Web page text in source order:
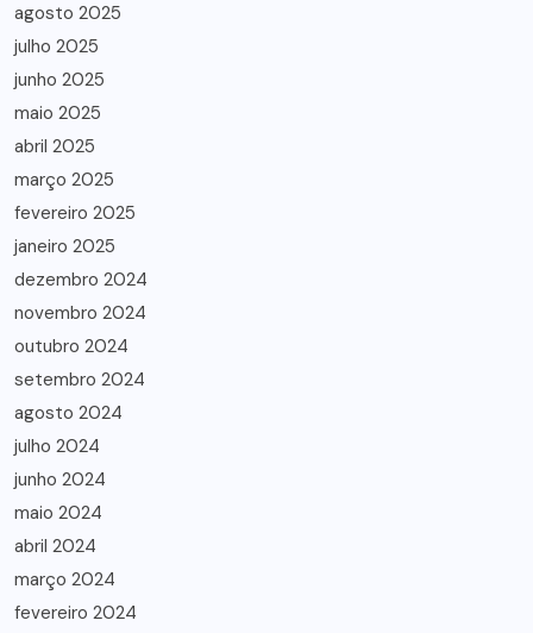
agosto 2025
julho 2025
junho 2025
maio 2025
abril 2025
março 2025
fevereiro 2025
janeiro 2025
dezembro 2024
novembro 2024
outubro 2024
setembro 2024
agosto 2024
julho 2024
junho 2024
maio 2024
abril 2024
março 2024
fevereiro 2024